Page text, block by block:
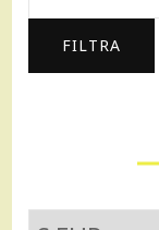
FILTRA